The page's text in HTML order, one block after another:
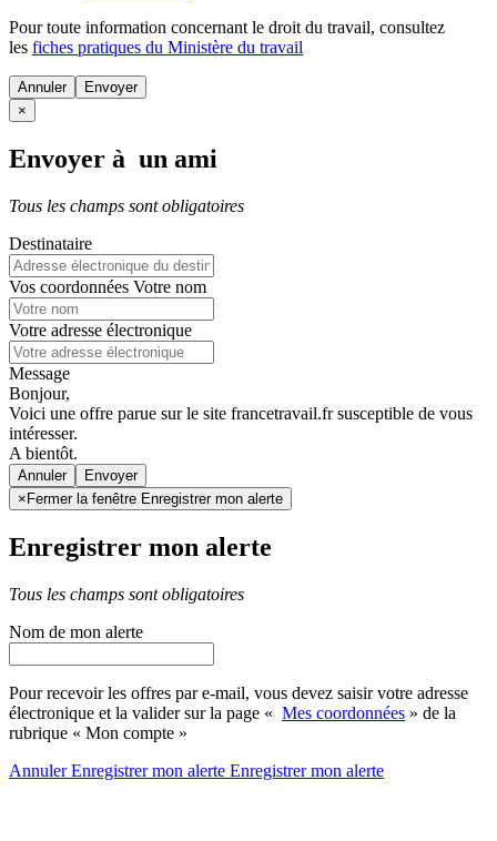
Pour toute information concernant le droit du travail, consultez
les fiches pratiques du Ministère du travail
Annuler
×
Envoyer à un ami
Tous les champs sont obligatoires
Destinataire
Vos coordonnées Votre nom
Votre adresse électronique
Message
Bonjour,
Voici une offre parue sur le site francetravail.fr susceptible de vous
intéresser.
A bientôt.
Annuler
× Fermer la fenêtre Enregistrer mon alerte
Enregistrer mon alerte
Tous les champs sont obligatoires
Nom de mon alerte
Pour recevoir les offres par e-mail, vous devez saisir votre adresse
électronique et la valider sur la page « Mes coordonnées » de la
rubrique « Mon compte »
AnnulerEnregistrer mon alerte Enregistrermon alerte